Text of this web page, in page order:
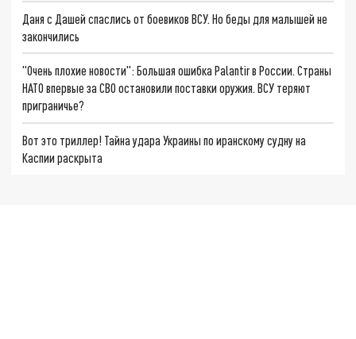
Даня с Дашей спаслись от боевиков ВСУ. Но беды для малышей не
закончились
"Очень плохие новости": Большая ошибка Palantir в России. Страны
НАТО впервые за СВО остановили поставки оружия. ВСУ теряют
приграничье?
Вот это триллер! Тайна удара Украины по иранскому судну на
Каспии раскрыта